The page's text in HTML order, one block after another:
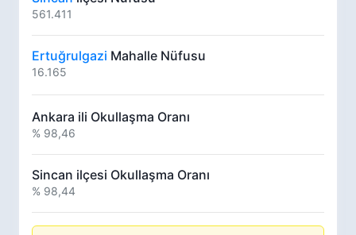
561.411
Ertuğrulgazi Mahalle Nüfusu
16.165
Ankara ili Okullaşma Oranı
% 98,46
Sincan ilçesi Okullaşma Oranı
% 98,44